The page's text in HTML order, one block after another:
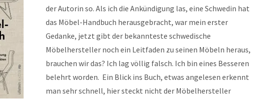
der Autorin so. Als ich die Ankündigung las, eine Schwedin hat
das Möbel-Handbuch herausgebracht, war mein erster
Gedanke, jetzt gibt der bekannteste schwedische
Möbelhersteller noch ein Leitfaden zu seinen Möbeln heraus,
brauchen wir das? Ich lag völlig falsch. Ich bin eines Besseren
belehrt worden. Ein Blick ins Buch, etwas angelesen erkennt
man sehr schnell, hier steckt nicht der Möbelhersteller